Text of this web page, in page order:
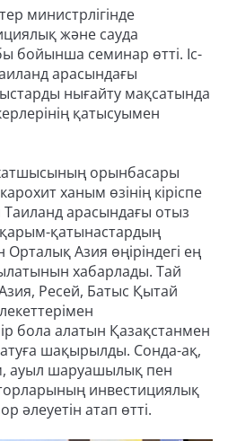
министрлігінде
және сауда
бойынша семинар өтті. Іс-
арасындағы
нығайту мақсатында
қатысуымен
орынбасары
ханым өзінің кіріспе
Таиланд арасындағы отыз
қатынастардың
Орталық Азия өңіріндегі ең
хабарлады. Тай
Ресей, Батыс Қытай
бола алатын Қазақстанмен
шақырылды. Сонда-ақ,
ауыл шаруашылық пен
инвестициялық
әлеуетін атап өтті.